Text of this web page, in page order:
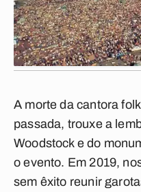
A morte da cantora
passada, trouxe a
Woodstock e do
o evento. Em 2019,
sem êxito reunir